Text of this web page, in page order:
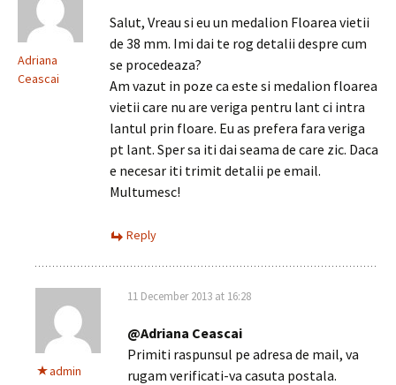
Adriana
Ceascai
Salut, Vreau si eu un medalion Floarea vietii
de 38 mm. Imi dai te rog detalii despre cum
se procedeaza?
Am vazut in poze ca este si medalion floarea
vietii care nu are veriga pentru lant ci intra
lantul prin floare. Eu as prefera fara veriga
pt lant. Sper sa iti dai seama de care zic. Daca
e necesar iti trimit detalii pe email.
Multumesc!
Reply
admin
11 December 2013 at 16:28
@Adriana Ceascai
Primiti raspunsul pe adresa de mail, va
rugam verificati-va casuta postala.